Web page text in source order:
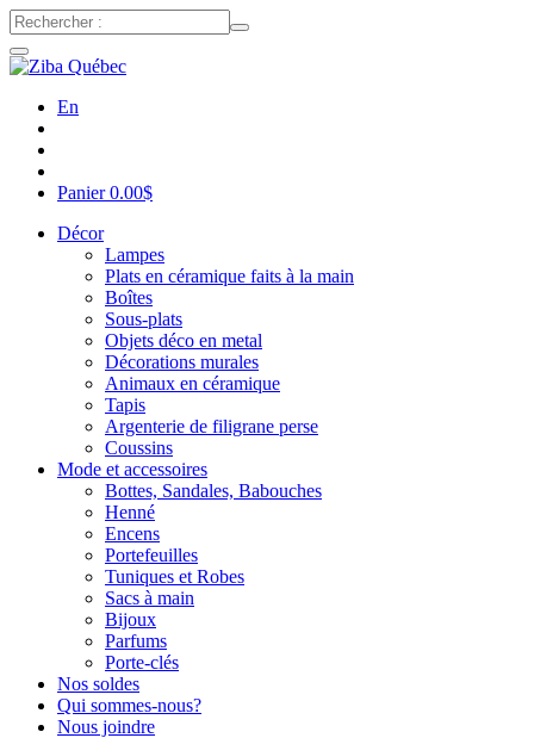
En
Panier0.00$
Décor
Lampes
Plats en céramique faits à la main
Boîtes
Sous-plats
Objets déco en metal
Décorations murales
Animaux en céramique
Tapis
Argenterie de filigrane perse
Coussins
Mode et accessoires
Bottes, Sandales, Babouches
Henné
Encens
Portefeuilles
Tuniques et Robes
Sacs à main
Bijoux
Parfums
Porte-clés
Nos soldes
Qui sommes-nous?
Nous joindre